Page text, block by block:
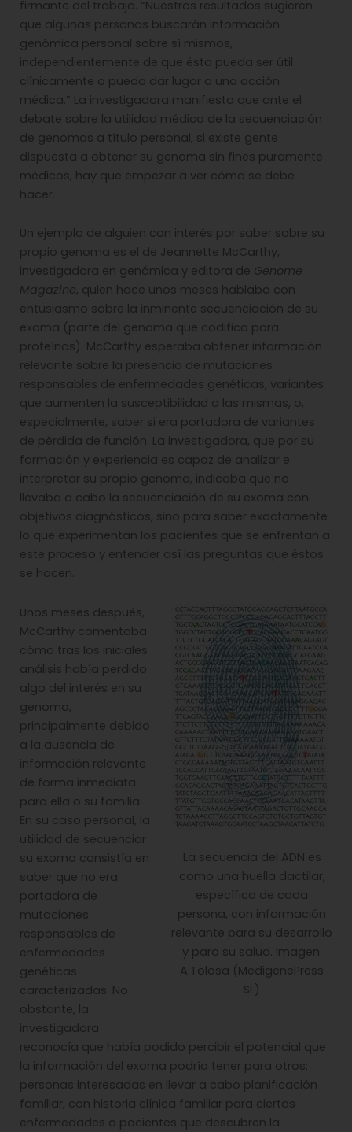
firmante del trabajo. “Nuestros resultados sugieren
que algunas personas buscarán información
genómica personal sobre sí mismos,
independientemente de que ésta pueda ser útil
clínicamente o pueda dar lugar a una acción
médica.” La investigadora manifiesta que ante el
debate sobre la utilidad médica de la secuenciación
de genomas a título personal, si existe gente
dispuesta a obtener su genoma sin fines puramente
médicos, hay que empezar a ver cómo se debe
hacer.
Un ejemplo de alguien con interés por saber sobre su
propio genoma es el de Jeannette McCarthy,
investigadora en genómica y editora de Genome
Magazine, quien hace unos meses hablaba con
entusiasmo sobre la inminente secuenciación de su
exoma (parte del genoma que codifica para
proteínas). McCarthy esperaba obtener información
relevante sobre la presencia de mutaciones
responsables de enfermedades genéticas, variantes
que aumenten la susceptibilidad a las mismas, o,
especialmente, saber si era portadora de variantes
de pérdida de función. La investigadora, que por su
formación y experiencia es capaz de analizar e
interpretar su propio genoma, indicaba que no
llevaba a cabo la secuenciación de su exoma con
objetivos diagnósticos, sino para saber exactamente
lo que experimentan los pacientes que se enfrentan a
este proceso y entender así las preguntas que éstos
se hacen.
La secuencia del ADN es
como una huella dactilar,
específica de cada
persona, con información
relevante para su desarrollo
y para su salud. Imagen:
A.Tolosa (MedigenePress
SL)
Unos meses después,
McCarthy comentaba
cómo tras los iniciales
análisis había perdido
algo del interés en su
genoma,
principalmente debido
a la ausencia de
información relevante
de forma inmediata
para ella o su familia.
En su caso personal, la
utilidad de secuenciar
su exoma consistía en
saber que no era
portadora de
mutaciones
responsables de
enfermedades
genéticas
caracterizadas. No
obstante, la
investigadora
reconocía que había podido percibir el potencial que
la información del exoma podría tener para otros:
personas interesadas en llevar a cabo planificación
familiar, con historia clínica familiar para ciertas
enfermedades o pacientes que descubren la